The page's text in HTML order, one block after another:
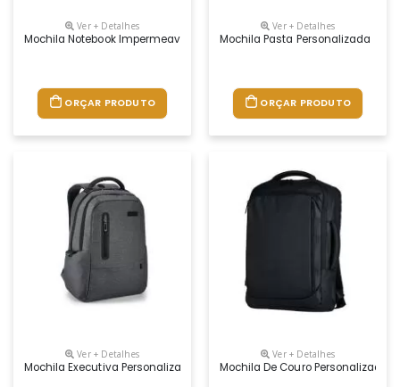
Ver + Detalhes
Mochila Notebook Impermeavel Personalizada
ORÇAR PRODUTO
Ver + Detalhes
Mochila Pasta Personalizada
ORÇAR PRODUTO
Ver + Detalhes
Mochila Executiva Personalizada
Ver + Detalhes
Mochila De Couro Personalizada